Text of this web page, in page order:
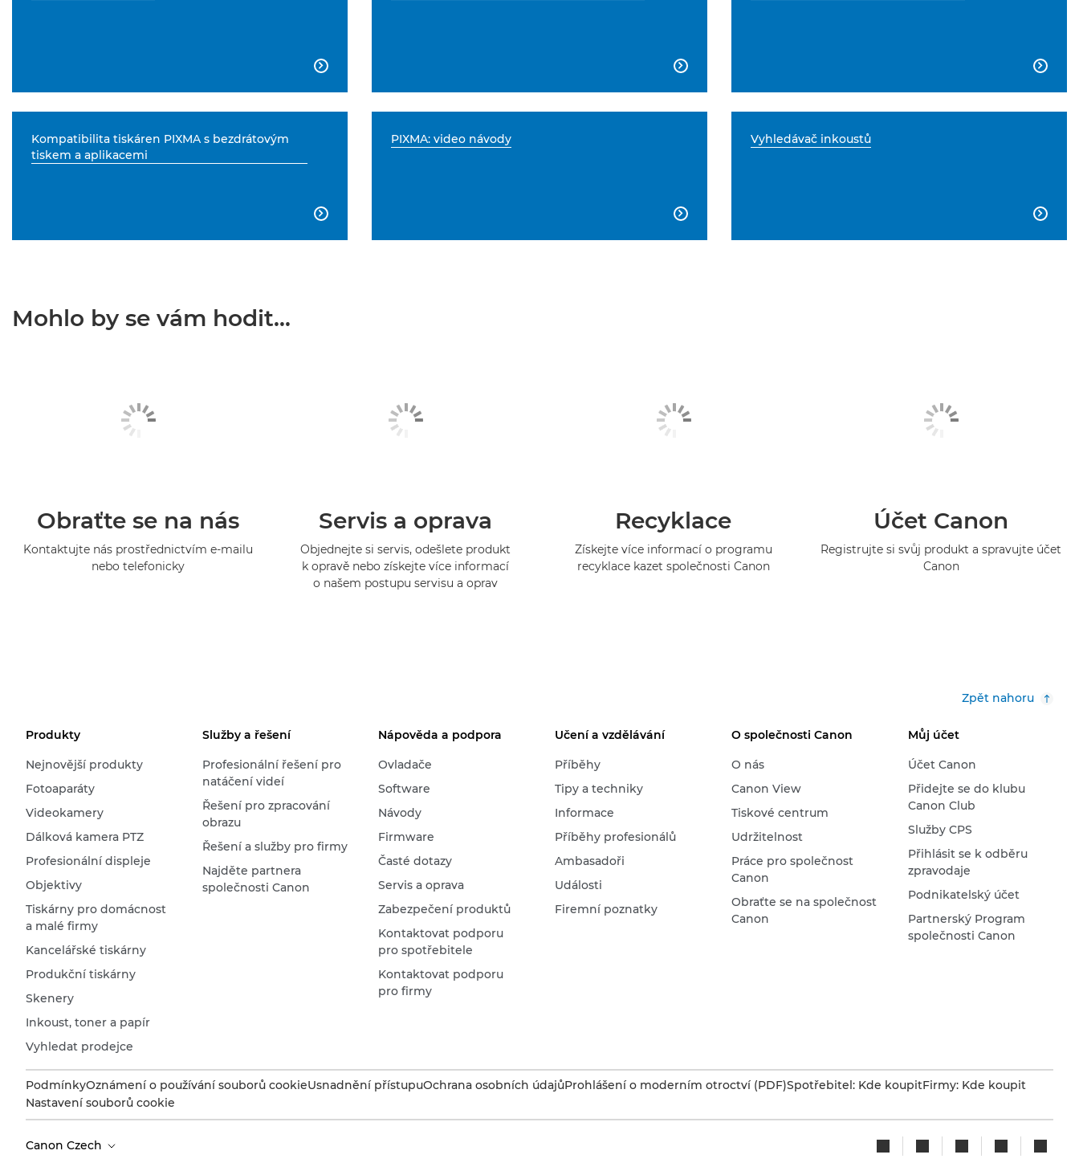
  
Kompatibilita tiskáren PIXMA s bezdrátovým
tiskem a aplikacemi

PIXMA: video návody

Vyhledávač inkoustů

Mohlo by se vám hodit...
Obraťte se na nás
Kontaktujte nás prostřednictvím e-mailu
nebo telefonicky
Servis a oprava
Objednejte si servis, odešlete produkt
k opravě nebo získejte více informací
o našem postupu servisu a oprav
Recyklace
Získejte více informací o programu
recyklace kazet společnosti Canon
Účet Canon
Registrujte si svůj produkt a spravujte účet
Canon
Zpět nahoru
Produkty
Nejnovější produkty
Fotoaparáty
Videokamery
Dálková kamera PTZ
Profesionální displeje
Objektivy
Tiskárny pro domácnost
a malé firmy
Kancelářské tiskárny
Produkční tiskárny
Skenery
Inkoust, toner a papír
Vyhledat prodejce
Služby a řešení
Profesionální řešení pro
natáčení videí
Řešení pro zpracování
obrazu
Řešení a služby pro firmy
Najděte partnera
společnosti Canon
Nápověda a podpora
Ovladače
Software
Návody
Firmware
Časté dotazy
Servis a oprava
Zabezpečení produktů
Kontaktovat podporu
pro spotřebitele
Kontaktovat podporu
pro firmy
Učení a vzdělávání
Příběhy
Tipy a techniky
Informace
Příběhy profesionálů
Ambasadoři
Události
Firemní poznatky
O společnosti Canon
O nás
Canon View
Tiskové centrum
Udržitelnost
Práce pro společnost
Canon
Obraťte se na společnost
Canon
Můj účet
Účet Canon
Přidejte se do klubu
Canon Club
Služby CPS
Přihlásit se k odběru
zpravodaje
Podnikatelský účet
Partnerský Program
společnosti Canon
PodmínkyOznámení o používání souborů cookieUsnadnění přístupuOchrana osobních údajůProhlášení o moderním otroctví (PDF)Spotřebitel: Kde koupitFirmy: Kde koupit
Nastavení souborů cookie
Canon Czech